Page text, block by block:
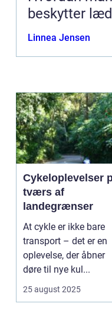
beskytter
Linnea Jensen
Cykeloplevelser
tværs af
landegrænser
At cykle er ikke bare
transport – det er en
oplevelse, der åbner
døre til nye kul...
25 august 2025